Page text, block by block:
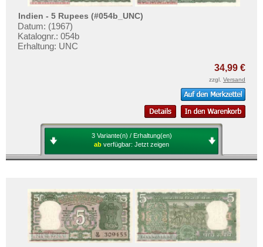
Indien - 5 Rupees (#054b_UNC)
Datum: (1967)
Katalognr.: 054b
Erhaltung: UNC
34,99 €
zzgl. Versand
3 Variante(n) / Erhaltung(en)
ab verfügbar: Jetzt zeigen